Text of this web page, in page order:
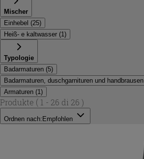
Mischer
Einhebel (25)
Heiß- e kaltwasser (1 )
Typologie
Badarmaturen (5)
Badarmaturen, duschgarnituren und handbrausen
Armaturen (1 )
Produkte ( 1 - 26 di 26 )
Ordnen nach: Empfohlen